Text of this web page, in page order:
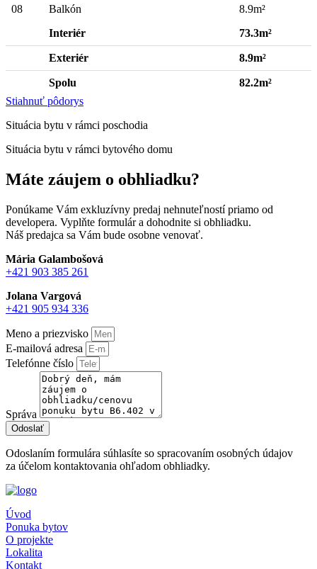
08 Balkón
8.9m²
Interiér
73.3m²
Exteriér 8.9m²
Spolu
82.2m²
Stiahnuť pôdorys
Situácia bytu v rámci poschodia
Situácia bytu v rámci bytového domu
Máte záujem o obhliadku?
Ponúkame Vám exkluzívny predaj nehnuteľností priamo od
developera. Vyplňte formulár a dohodnite si obhliadku.
Náš predajca sa Vám bude osobne venovať.
Mária Galambošová
+421 903 385 261
Jolana Vargová
+421 905 934 336
Meno a priezvisko
E-mailová adresa
Telefónne číslo
Správa
Odoslať
Odoslaním formulára súhlasíte so spracovaním osobných údajov
za účelom kontaktovania ohľadom obhliadky.
Úvod
Ponuka bytov
O projekte
Lokalita
Kontakt